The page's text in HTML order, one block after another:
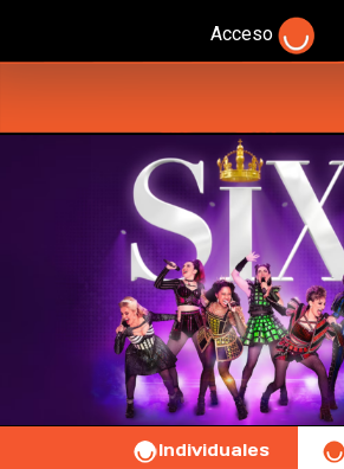
Acceso
Individuales